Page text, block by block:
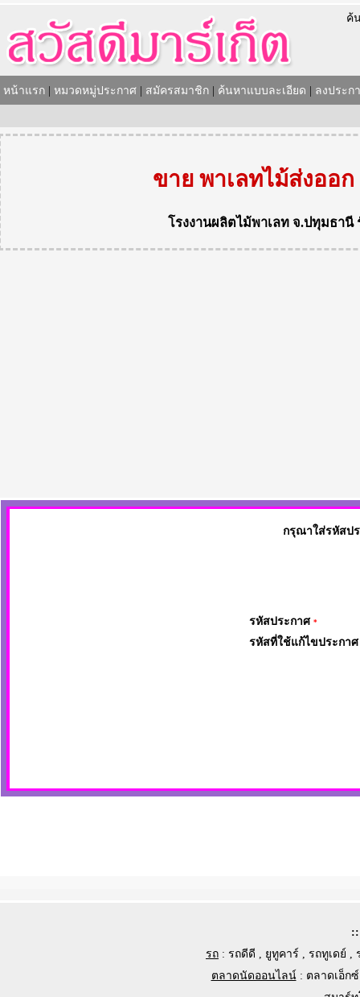
ค้
หน้าแรก หมวดหมู่ประกาศ สมัครสมาชิก ค้นหาแบบละเอียด ลงประก
ขาย พาเลทไม้ส่งออ
โรงงานผลิตไม้พาเลท จ.ปทุมธานี
กรุณาใส่รหัสป
รหัสประกาศ *
รหัสที่ใช้แก้ไขประกา
รถ : รถดีดี ยูทูคาร์ รถทูเดย์
ตลาดนัดออนไลน์: ตลาดเอ็กซ์